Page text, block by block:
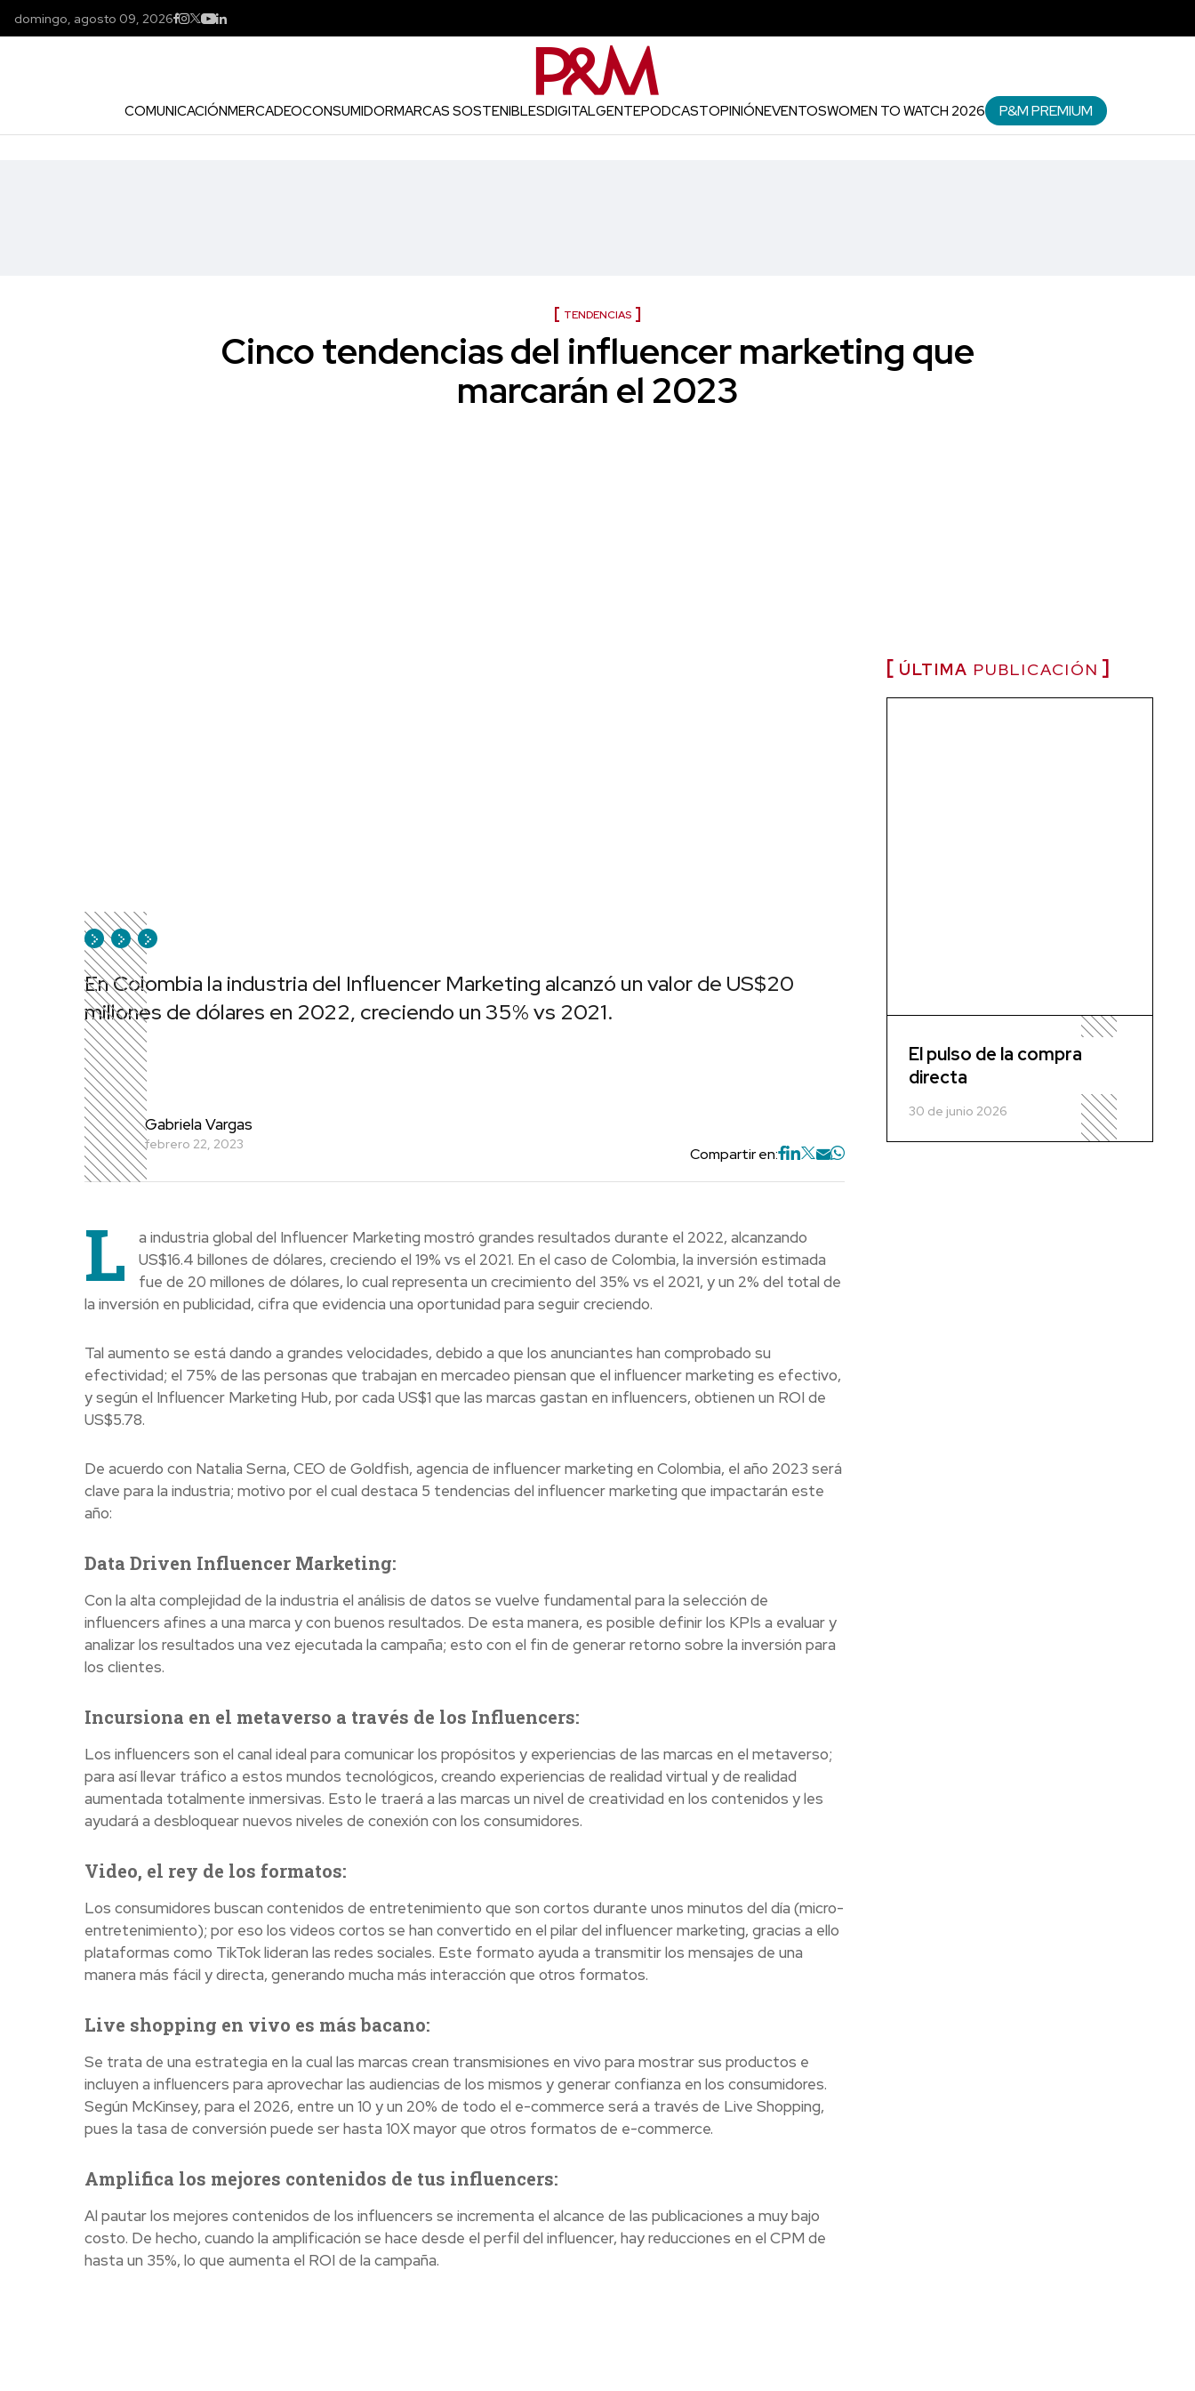
domingo, agosto 09, 2026
COMUNICACIÓNMERCADEOCONSUMIDORMARCAS SOSTENIBLESDIGITALGENTEPODCASTOPINIÓNEVENTOSWOMEN TO WATCH 2026 P&M PREMIUM
TENDENCIAS
Cinco tendencias del influencer marketing que
marcarán el 2023
En Colombia la industria del Influencer Marketing alcanzó un valor de US$20
millones de dólares en 2022, creciendo un 35% vs 2021.
Gabriela Vargas
febrero 22, 2023
Compartir en:
L
a industria global del Influencer Marketing mostró grandes resultados durante el 2022, alcanzando
US$16.4 billones de dólares, creciendo el 19% vs el 2021. En el caso de Colombia, la inversión estimada
fue de 20 millones de dólares, lo cual representa un crecimiento del 35% vs el 2021, y un 2% del total de
la inversión en publicidad, cifra que evidencia una oportunidad para seguir creciendo.
Tal aumento se está dando a grandes velocidades, debido a que los anunciantes han comprobado su
efectividad; el 75% de las personas que trabajan en mercadeo piensan que el influencer marketing es efectivo,
y según el Influencer Marketing Hub, por cada US$1 que las marcas gastan en influencers, obtienen un ROI de
US$5.78.
De acuerdo con Natalia Serna, CEO de Goldfish, agencia de influencer marketing en Colombia, el año 2023 será
clave para la industria; motivo por el cual destaca 5 tendencias del influencer marketing que impactarán este
año:
Data Driven Influencer Marketing:
Con la alta complejidad de la industria el análisis de datos se vuelve fundamental para la selección de
influencers afines a una marca y con buenos resultados. De esta manera, es posible definir los KPIs a evaluar y
analizar los resultados una vez ejecutada la campaña; esto con el fin de generar retorno sobre la inversión para
los clientes.
Incursiona en el metaverso a través de los Influencers:
Los influencers son el canal ideal para comunicar los propósitos y experiencias de las marcas en el metaverso;
para así llevar tráfico a estos mundos tecnológicos, creando experiencias de realidad virtual y de realidad
aumentada totalmente inmersivas. Esto le traerá a las marcas un nivel de creatividad en los contenidos y les
ayudará a desbloquear nuevos niveles de conexión con los consumidores.
Video, el rey de los formatos:
Los consumidores buscan contenidos de entretenimiento que son cortos durante unos minutos del día (micro-
entretenimiento); por eso los videos cortos se han convertido en el pilar del influencer marketing, gracias a ello
plataformas como TikTok lideran las redes sociales. Este formato ayuda a transmitir los mensajes de una
manera más fácil y directa, generando mucha más interacción que otros formatos.
Live shopping en vivo es más bacano:
Se trata de una estrategia en la cual las marcas crean transmisiones en vivo para mostrar sus productos e
incluyen a influencers para aprovechar las audiencias de los mismos y generar confianza en los consumidores.
Según McKinsey, para el 2026, entre un 10 y un 20% de todo el e-commerce será a través de Live Shopping,
pues la tasa de conversión puede ser hasta 10X mayor que otros formatos de e-commerce.
Amplifica los mejores contenidos de tus influencers:
Al pautar los mejores contenidos de los influencers se incrementa el alcance de las publicaciones a muy bajo
costo. De hecho, cuando la amplificación se hace desde el perfil del influencer, hay reducciones en el CPM de
hasta un 35%, lo que aumenta el ROI de la campaña.
ÚLTIMA PUBLICACIÓN
El pulso de la compra
directa
30 de junio 2026